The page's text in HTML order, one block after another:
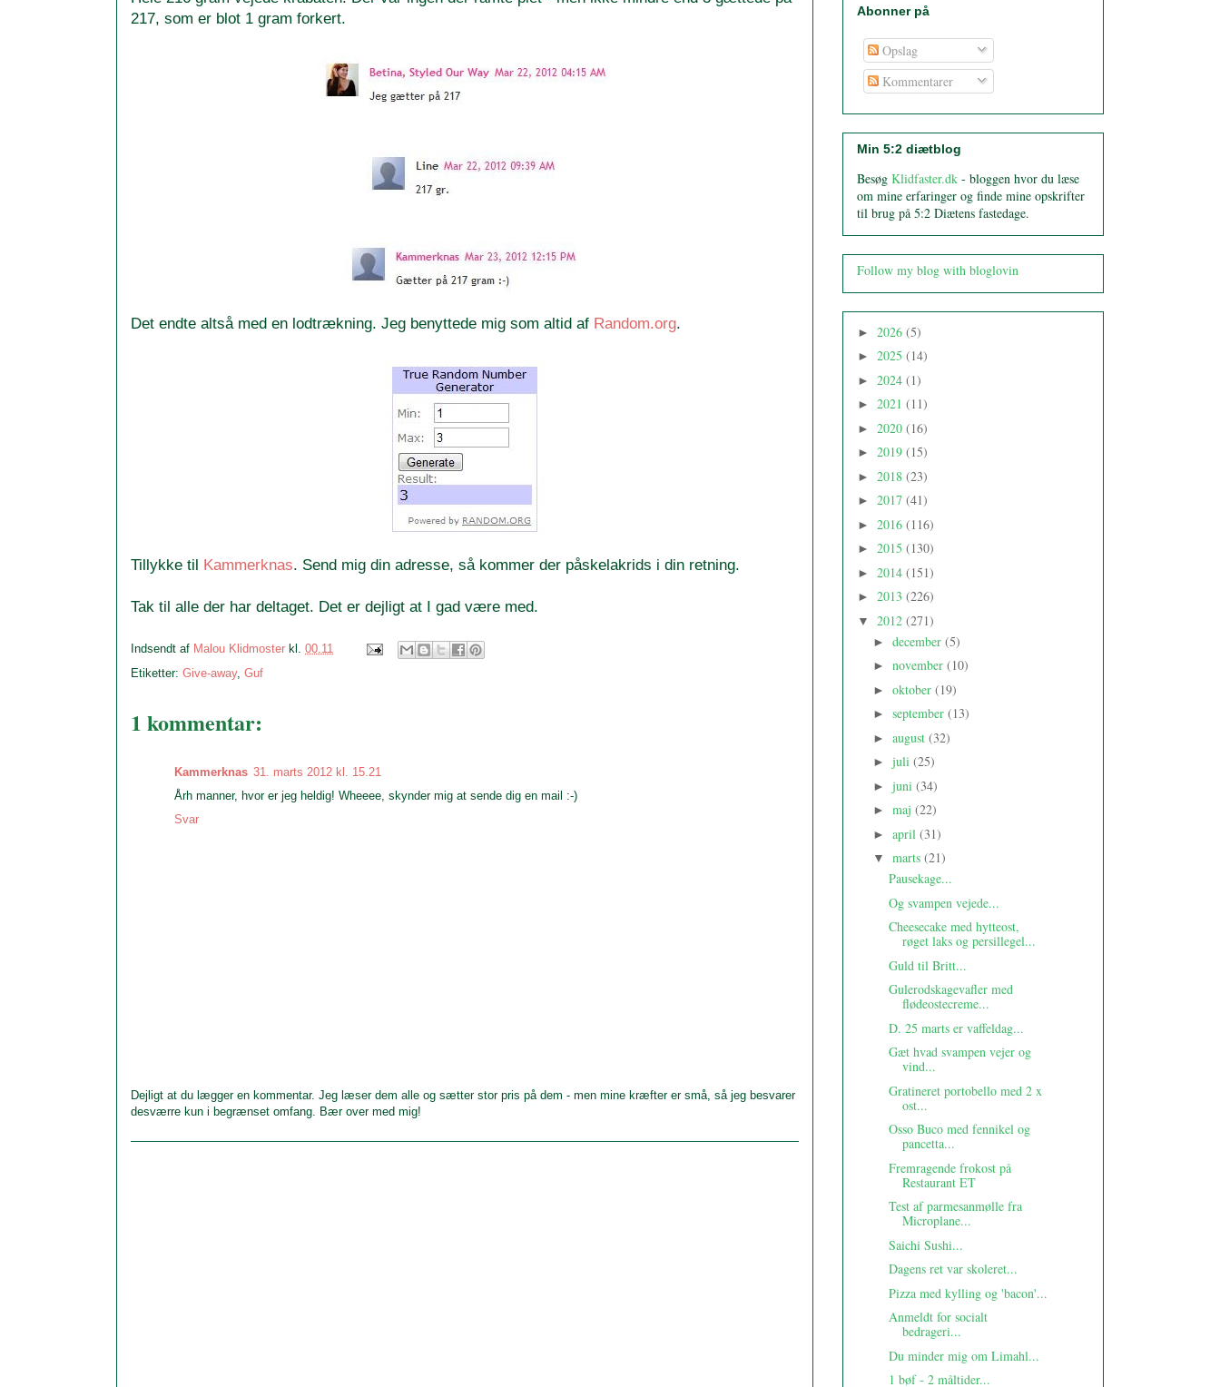
217, som er blot 1 gram forkert.
Det endte altså med en lodtrækning. Jeg benyttede mig som altid af Random.org.
Tillykke til Kammerknas. Send mig din adresse, så kommer der påskelakrids i din retning.
Tak til alle der har deltaget. Det er dejligt at I gad være med.
Indsendt af Malou Klidmoster kl. 00.11
Etiketter: Give-away, Guf
1 kommentar:
Kammerknas 31. marts 2012 kl. 15.21
Årh manner, hvor er jeg heldig! Wheeee, skynder mig at sende dig en mail :-)
Svar
Dejligt at du lægger en kommentar. Jeg læser dem alle og sætter stor pris på dem - men mine kræfter er små, så jeg besvarer
desværre kun i begrænset omfang. Bær over med mig!
Abonner på
Opslag
Kommentarer
Min 5:2 diætblog
Besøg Klidfaster.dk - bloggen hvor du læse
om mine erfaringer og finde mine opskrifter
til brug på 5:2 Diætens fastedage.
Follow my blog with bloglovin
► 2026 (5)
► 2025 (14)
► 2024 (1)
► 2021 (11)
► 2020 (16)
► 2019 (15)
► 2018 (23)
► 2017 (41)
► 2016 (116)
► 2015 (130)
► 2014 (151)
► 2013 (226)
▼ 2012 (271)
► december (5)
► november (10)
► oktober (19)
► september (13)
► august (32)
► juli (25)
► juni (34)
► maj (22)
► april (31)
▼ marts (21)
Pausekage...
Og svampen vejede...
Cheesecake med hytteost,
røget laks og persillegel...
Guld til Britt...
Gulerodskagevafler med
flødeostecreme...
D. 25 marts er vaffeldag...
Gæt hvad svampen vejer og
vind...
Gratineret portobello med 2 x
ost...
Osso Buco med fennikel og
pancetta...
Fremragende frokost på
Restaurant ET
Test af parmesanmølle fra
Microplane...
Saichi Sushi...
Dagens ret var skoleret...
Pizza med kylling og 'bacon'...
Anmeldt for socialt
bedrageri...
Du minder mig om Limahl...
1 bøf - 2 måltider...